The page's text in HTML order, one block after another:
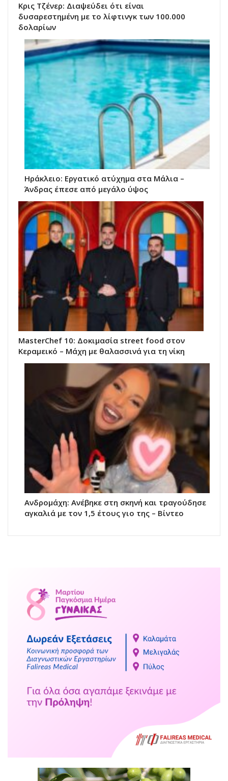
Κρις Τζένερ: Διαψεύδει ότι είναι
δυσαρεστημένη με το λίφτινγκ των 100.000
δολαρίων
Hράκλειο: Εργατικό ατύχημα στα Μάλια –
Άνδρας έπεσε από μεγάλο ύψος
MasterChef 10: Δοκιμασία street food στον
Κεραμεικό – Μάχη με θαλασσινά για τη νίκη
Ανδρομάχη: Ανέβηκε στη σκηνή και τραγούδησε
αγκαλιά με τον 1,5 έτους γιο της – Βίντεο